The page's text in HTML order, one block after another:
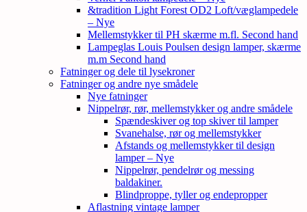
&tradition Light Forest OD2 Loft/væglampedele
– Nye
Mellemstykker til PH skærme m.fl. Second hand
Lampeglas Louis Poulsen design lamper, skærme
m.m Second hand
Fatninger og dele til lysekroner
Fatninger og andre nye smådele
Nye fatninger
Nippelrør, rør, mellemstykker og andre smådele
Spændeskiver og top skiver til lamper
Svanehalse, rør og mellemstykker
Afstands og mellemstykker til design
lamper – Nye
Nippelrør, pendelrør og messing
baldakiner.
Blindproppe, tyller og endepropper
Aflastning vintage lamper